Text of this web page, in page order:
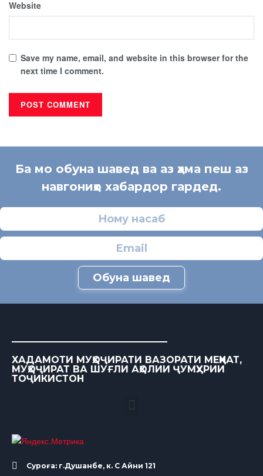
Website
Save my name, email, and website in this browser for the
next time I comment.
Ба мо обуна шавед ва аз ҳама пеш аз
навгониҳо хабардор гардед.
Обуна шавед
ХАДАМОТИ МУҲОҶИРАТИ ВАЗОРАТИ МЕҲНАТ,
МУҲОҶИРАТ ВА ШУҒЛИ АҲОЛИИ ҶУМҲУРИИ
ТОҶИКИСТОН
Суроға: г.Душанбе, к. С Айни 121